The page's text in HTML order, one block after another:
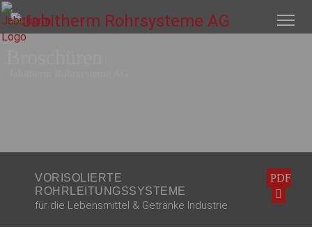
VORISOLIERTE
ROHRLEITUNGSSYSTEME
für die Lebensmittel & Getränke Industrie
PDF